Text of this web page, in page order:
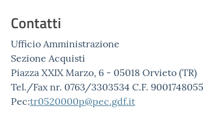
Contatti
Ufficio Amministrazione
Sezione Acquisti
Piazza XXIX Marzo, 6 - 05018 Orvieto (TR)
Tel./Fax nr. 0763/3303534 C.F.
Pec:tr0520000p@pec.gdf.it